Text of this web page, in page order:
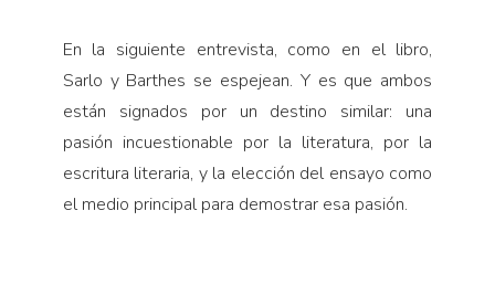
En la siguiente entrevista, como en el libro,
Sarlo y Barthes se espejean. Y es que ambos
están signados por un destino similar: una
pasión incuestionable por la literatura, por la
escritura literaria, y la elección del ensayo como
el medio principal para demostrar esa pasión.